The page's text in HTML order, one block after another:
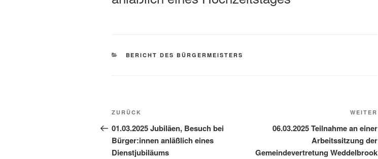
BERICHT DES BÜRGERMEISTERS
ZURÜCK
01.03.2025 Jubiläen, Besuch bei
Bürger:innen anläßlich eines
Dienstjubiläums
WEITER
06.03.2025 Teilnahme an einer
Arbeitssitzung der
Gemeindevertretung Weddelbrook